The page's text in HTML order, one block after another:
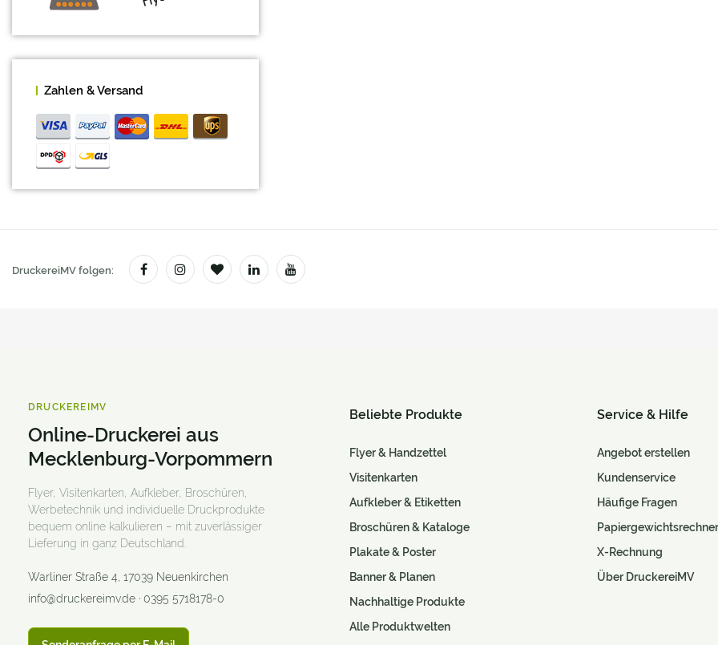
Online Designer
Neue Produkte
Themenwelten
Adventskalender
Aufkleber & Etiketten
Banner / Planen
Patches Aufnäher
Transfers für Textil
Mützen & Hüte
Handtücher bestickt & bedruckt
Warnwesten
Zahlen & Versand
DruckereiMV folgen:
DRUCKEREIMV
Online-Druckerei aus
Mecklenburg-Vorpommern
Flyer, Visitenkarten, Aufkleber, Broschüren,
Werbetechnik und individuelle Druckprodukte
bequem online kalkulieren – mit zuverlässiger
Lieferung in ganz Deutschland.
Warliner Straße 4 17039 Neuenkirchen
info@druckereimv.de · 0395 5718178-0
Beliebte Produkte
Flyer & Handzettel
Visitenkarten
Aufkleber & Etiketten
Broschüren & Kataloge
Plakate & Poster
Banner & Planen
Nachhaltige Produkte
Alle Produktwelten
Service & Hilfe
Angebot erstellen
Kundenservice
Häufige Fragen
X-Rechnung
Über DruckereiMV